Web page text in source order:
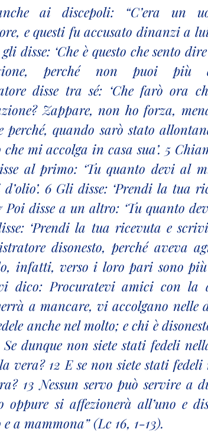
ai discepoli: “C’era un
e questi fu accusato dinanzi a
disse: ‘Che è questo che sento
perché non puoi più
disse tra sé: ‘Che farò ora
Zappare, non ho forza,
perché, quando sarò stato
mi accolga in casa sua’. 5
al primo: ‘Tu quanto devi al
d’olio’. 6 Gli disse: ‘Prendi la tua
Poi disse a un altro: ‘Tu quanto
‘Prendi la tua ricevuta e
disonesto, perché aveva
infatti, verso i loro pari sono
dico: Procuratevi amici con la
a mancare, vi accolgano nelle
anche nel molto; e chi è
Se dunque non siete stati fedeli
vera? 12 E se non siete stati
13 Nessun servo può servire a
oppure si affezionerà all’uno e
a mammona” (Lc 16, 1-13).